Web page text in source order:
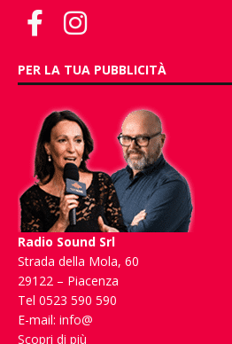
PER LA TUA PUBBLICITÀ
Radio Sound Srl
Strada della Mola, 60
29122 – Piacenza
Tel 0523 590 590
E-mail: info@
Scopri di più